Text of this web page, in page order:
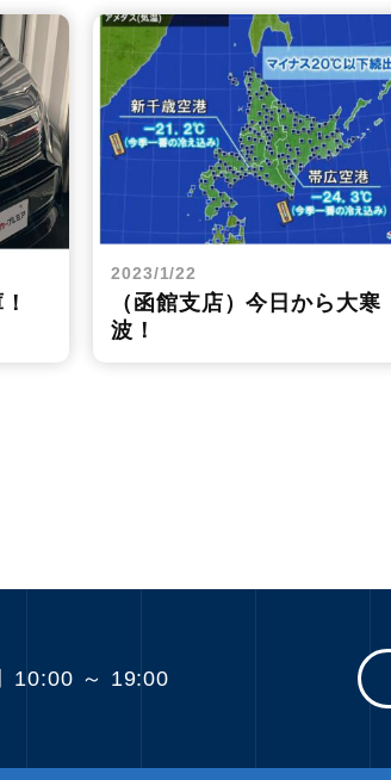
2023/1/22
（函館支店）今日から大寒
波！
10:00 ～ 19:00